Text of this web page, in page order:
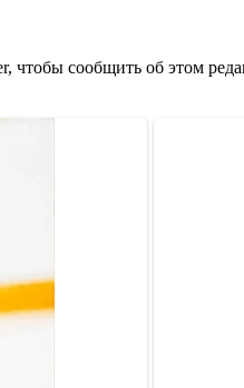
чтобы сообщить об этом